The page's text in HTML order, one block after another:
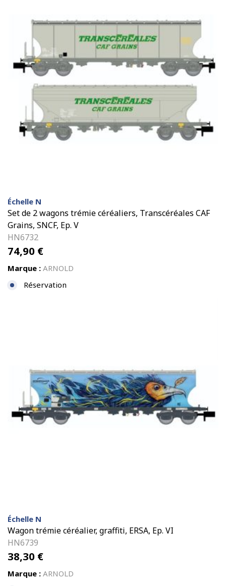
Échelle N
Set de 2 wagons trémie céréaliers, Transcéréales CAF
Grains, SNCF, Ep. V
HN6732
74,90 €
Marque : ARNOLD
Réservation
Échelle N
Wagon trémie céréalier, graffiti, ERSA, Ep. VI
HN6739
38,30 €
Marque : ARNOLD